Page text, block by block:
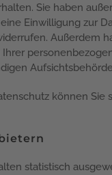
Sie haben
Einwilligung zur
Außerdem
können Sie
statistisch